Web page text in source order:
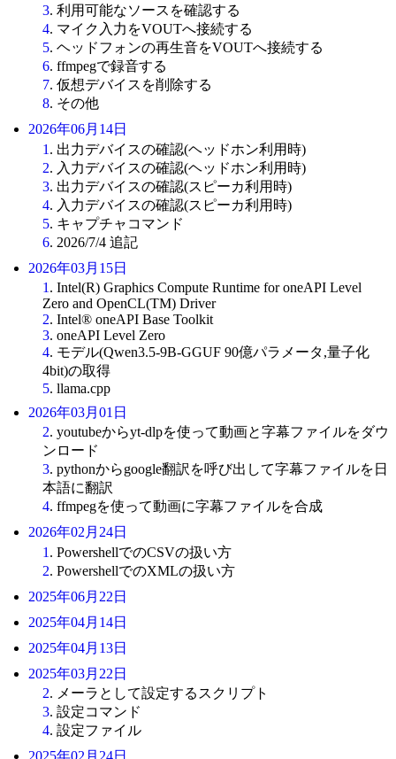
3. 利用可能なソースを確認する
4. マイク入力をVOUTへ接続する
5. ヘッドフォンの再生音をVOUTへ接続する
6. ffmpegで録音する
7. 仮想デバイスを削除する
8. その他
2026年06月14日
1 . 出力デバイスの確認(ヘッドホン利用時)
2. 入力デバイスの確認(ヘッドホン利用時)
3. 出力デバイスの確認(スピーカ利用時)
4. 入力デバイスの確認(スピーカ利用時)
5. キャプチャコマンド
6. 2026/7/4 追記
2026年03月15日
1 . Intel(R) Graphics Compute Runtime for oneAPI Level
Zero and OpenCL(TM) Driver
2. Intel® oneAPI Base Toolkit
3. oneAPI Level Zero
4. モデル(Qwen3.5-9B-GGUF 90億パラメータ,量子化
4bit)の取得
5. llama.cpp
2026年03月01日
2. youtubeからyt-dlpを使って動画と字幕ファイルをダウ
ンロード
3. pythonからgoogle翻訳を呼び出して字幕ファイルを日
本語に翻訳
4. ffmpegを使って動画に字幕ファイルを合成
2026年02月24日
1 . PowershellでのCSVの扱い方
2. PowershellでのXMLの扱い方
2025年06月22日
2025年04月14日
2025年04月13日
2025年03月22日
2. メーラとして設定するスクリプト
3. 設定コマンド
4. 設定ファイル